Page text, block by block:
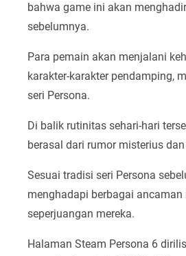
bahwa game ini akan
sebelumnya.
Para pemain akan menjalani
karakter-karakter pendamping,
seri Persona.
Di balik rutinitas sehari-hari
berasal dari rumor misterius
Sesuai tradisi seri Persona
menghadapi berbagai
seperjuangan mereka.
Halaman Steam Persona 6